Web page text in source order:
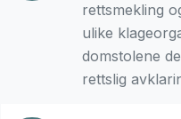
rettsmekling
ulike
domstolene
rettslig